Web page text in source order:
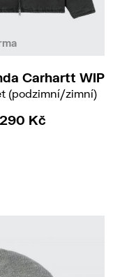
L
Carhartt WIP
(podzimní/zimní)
Kč